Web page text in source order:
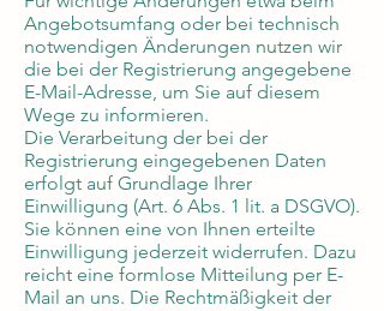
Angebotsumfang oder bei technisch
notwendigen Änderungen nutzen wir
die bei der Registrierung angegebene
E-Mail-Adresse, um Sie auf diesem
Wege zu informieren.
Die Verarbeitung der bei der
Registrierung eingegebenen Daten
erfolgt auf Grundlage Ihrer
Einwilligung (Art. 6 Abs. 1 lit. a DSGVO).
Sie können eine von Ihnen erteilte
Einwilligung jederzeit widerrufen. Dazu
reicht eine formlose Mitteilung per E-
Mail an uns. Die Rechtmäßigkeit der